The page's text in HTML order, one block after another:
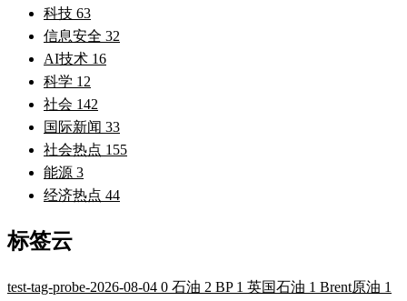
科技 63
信息安全 32
AI技术 16
科学 12
社会 142
国际新闻 33
社会热点 155
能源 3
经济热点 44
标签云
test-tag-probe-2026-08-04 0 石油 2 BP 1 英国石油 1 Brent原油 1